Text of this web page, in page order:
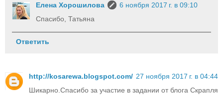
Елена Хорошилова
6 ноября 2017 г. в 09:10
Спасибо, Татьяна
Ответить
http://kosarewa.blogspot.com/ 27 ноября 2017 г. в 04:44
Шикарно.Спасибо за участие в задании от блога Скрапля